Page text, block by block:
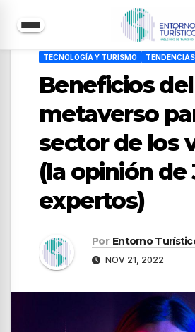
contenido
TECNOLOGÍA Y TURISMO
Beneficios del
metaverso
sector de los
(la opinión de
expertos)
Por Entorno
NOV 21, 2022